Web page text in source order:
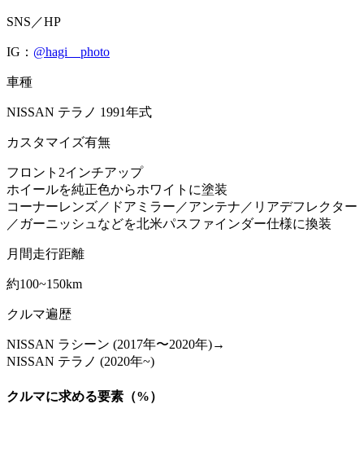
SNS／HP
IG： @hagi__photo
車種
NISSAN テラノ 1991年式
カスタマイズ有無
フロント2インチアップ
ホイールを純正色からホワイトに塗装
コーナーレンズ／ドアミラー／アンテナ／リアデフレクター
／ガーニッシュなどを北米パスファインダー仕様に換装
月間走行距離
約100~150km
クルマ遍歴
NISSAN ラシーン (2017年〜2020年)→
NISSAN テラノ (2020年~)
クルマに求める要素（%）